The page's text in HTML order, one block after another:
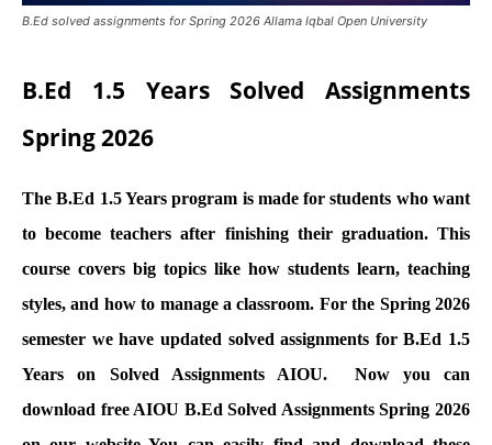
B.Ed solved assignments for Spring 2026 Allama Iqbal Open University
B.Ed 1.5 Years Solved Assignments
Spring 2026
The B.Ed 1.5 Years program is made for students who want
to become teachers after finishing their graduation. This
course covers big topics like how students learn, teaching
styles, and how to manage a classroom. For the Spring 2026
semester we have updated solved assignments for B.Ed 1.5
Years on Solved Assignments AIOU. Now you can
download free AIOU B.Ed Solved Assignments Spring 2026